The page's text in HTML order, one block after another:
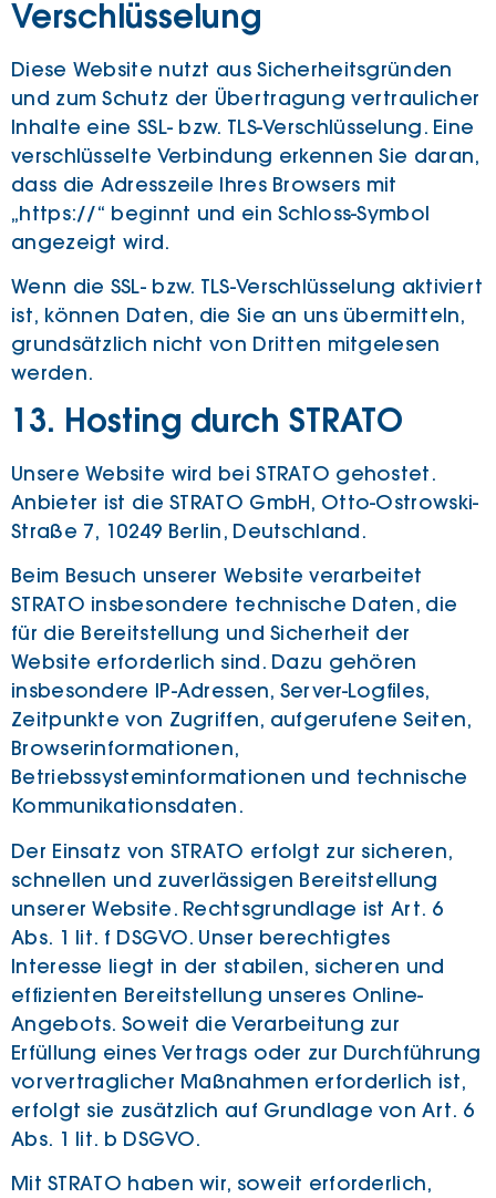
Verschlüsselung
Diese Website nutzt aus Sicherheitsgründen
und zum Schutz der Übertragung vertraulicher
Inhalte eine SSL- bzw. TLS-Verschlüsselung. Eine
verschlüsselte Verbindung erkennen Sie daran,
dass die Adresszeile Ihres Browsers mit
„https://“ beginnt und ein Schloss-Symbol
angezeigt wird.
Wenn die SSL- bzw. TLS-Verschlüsselung aktiviert
ist, können Daten, die Sie an uns übermitteln,
grundsätzlich nicht von Dritten mitgelesen
werden.
13. Hosting durch STRATO
Unsere Website wird bei STRATO gehostet.
Anbieter ist die STRATO GmbH, Otto-Ostrowski-
Straße 7, 10249 Berlin, Deutschland.
Beim Besuch unserer Website verarbeitet
STRATO insbesondere technische Daten, die
für die Bereitstellung und Sicherheit der
Website erforderlich sind. Dazu gehören
insbesondere IP-Adressen, Server-Logfiles,
Zeitpunkte von Zugriffen, aufgerufene Seiten,
Browserinformationen,
Betriebssysteminformationen und technische
Kommunikationsdaten.
Der Einsatz von STRATO erfolgt zur sicheren,
schnellen und zuverlässigen Bereitstellung
unserer Website. Rechtsgrundlage ist Art. 6
Abs. 1 lit. f DSGVO. Unser berechtigtes
Interesse liegt in der stabilen, sicheren und
effizienten Bereitstellung unseres Online-
Angebots. Soweit die Verarbeitung zur
Erfüllung eines Vertrags oder zur Durchführung
vorvertraglicher Maßnahmen erforderlich ist,
erfolgt sie zusätzlich auf Grundlage von Art. 6
Abs. 1 lit. b DSGVO.
Mit STRATO haben wir, soweit erforderlich,